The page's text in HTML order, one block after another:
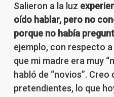
Salieron a la luz
oído hablar, pero no
porque no había
ejemplo, con respecto a
que mi madre era muy
habló de “novios”.
pretendientes, lo que